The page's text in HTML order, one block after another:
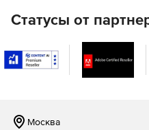
Directory.
Мгновенная очистка
объектов).
Статусы от
Москва